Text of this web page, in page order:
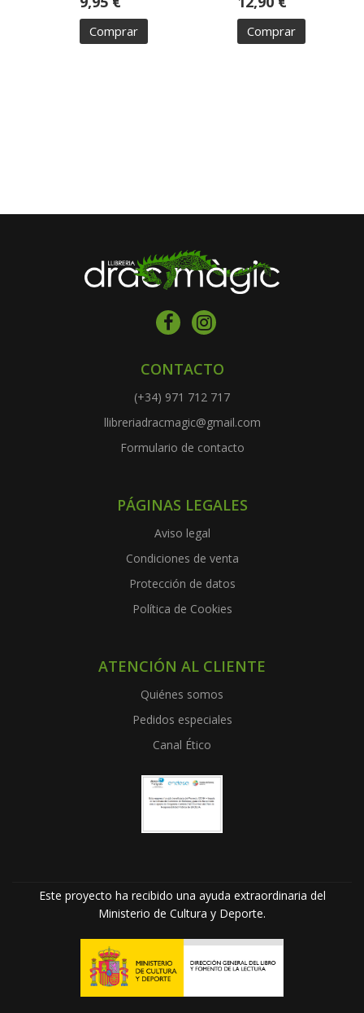
Comprar Comprar
CONTACTO
(+34) 971 712 717
llibreriadracmagic@gmail.com
Formulario de contacto
PÁGINAS LEGALES
Aviso legal
Condiciones de venta
Protección de datos
Política de Cookies
ATENCIÓN AL CLIENTE
Quiénes somos
Pedidos especiales
Canal Ético
Este proyecto ha recibido una ayuda extraordinaria del
Ministerio de Cultura y Deporte.